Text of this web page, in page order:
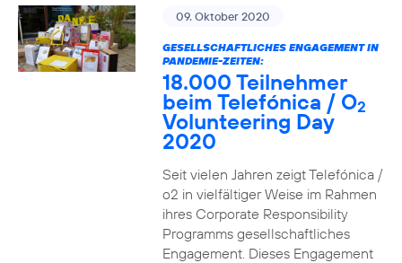
09. Oktober 2020
GESELLSCHAFTLICHES ENGAGEMENT IN
PANDEMIE-ZEITEN:
18.000 Teilnehmer
beim Telefónica / O2
Volunteering Day
2020
Seit vielen Jahren zeigt Telefónica /
o2 in vielfältiger Weise im Rahmen
ihres Corporate Responsibility
Programms gesellschaftliches
Engagement. Dieses Engagement